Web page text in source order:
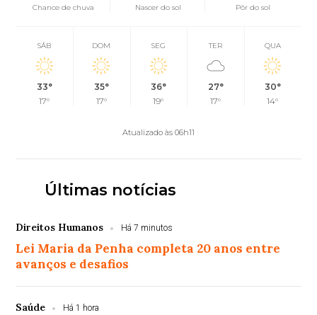
Chance de chuva
Nascer do sol Pôr do sol
SÁB
33°
17°
DOM
35°
17°
SEG
36°
19°
TER
27°
17°
QUA
30°
14°
Atualizado às 06h11
Últimas notícias
Direitos Humanos Há 7 minutos
Lei Maria da Penha completa 20 anos entre
avanços e desafios
Saúde Há 1 hora